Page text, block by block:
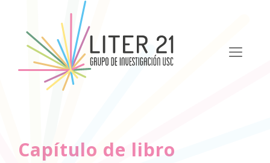
Capítulo de libro